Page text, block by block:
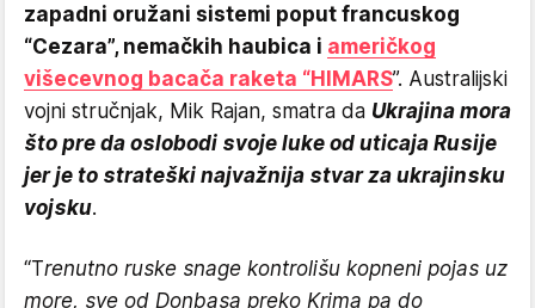
zapadni oružani sistemi poput francuskog
“Cezara”, nemačkih haubica i američkog
višecevnog bacača raketa “HIMARS”. Australijski
vojni stručnjak, Mik Rajan, smatra da Ukrajina mora
što pre da oslobodi svoje luke od uticaja Rusije
jer je to strateški najvažnija stvar za ukrajinsku
vojsku.
“Trenutno ruske snage kontrolišu kopneni pojas uz
more, sve od Donbasa preko Krima pa do